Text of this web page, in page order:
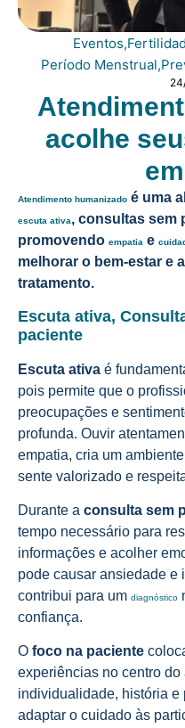
Eventos,
Período Menstrual,
acolhe
Atendimento humanizado é uma
escuta ativa, consultas sem
promovendo empatia e
melhorar o bem-estar e
tratamento.
Escuta ativa,
paciente
Escuta ativa é
pois permite que o
preocupações e
profunda. Ouvir
empatia, cria um
sente valorizado e
Durante a consulta sem
tempo necessário para
informações e acolher
pode causar ansiedade e
contribui para um diagnóstico
confiança.
O foco na paciente
experiências no centro
individualidade, história e
adaptar o cuidado às